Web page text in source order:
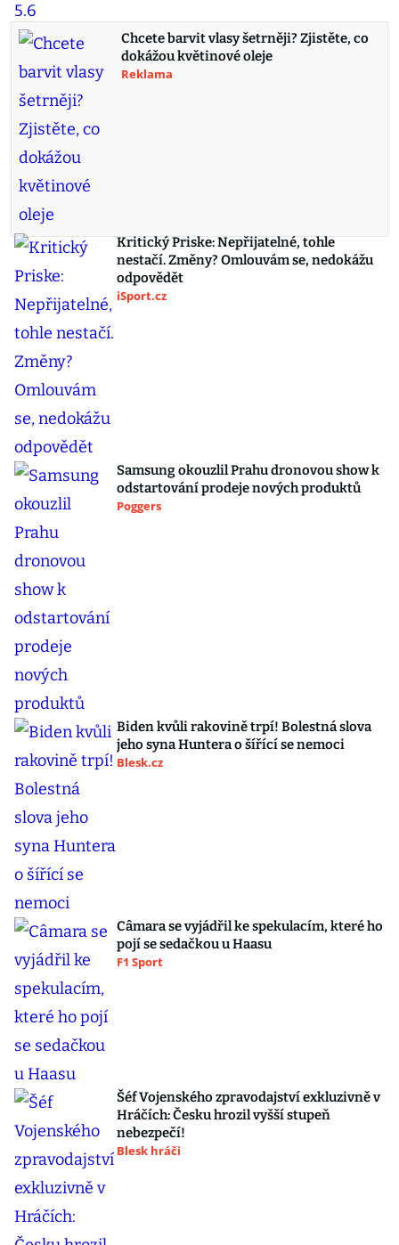
Chcete barvit vlasy šetrněji? Zjistěte, co
dokážou květinové oleje
Reklama
Kritický Priske: Nepřijatelné, tohle
nestačí. Změny? Omlouvám se, nedokážu
odpovědět
iSport.cz
Samsung okouzlil Prahu dronovou show k
odstartování prodeje nových produktů
Poggers
Biden kvůli rakovině trpí! Bolestná slova
jeho syna Huntera o šířící se nemoci
Blesk.cz
Câmara se vyjádřil ke spekulacím, které ho
pojí se sedačkou u Haasu
F1 Sport
Šéf Vojenského zpravodajství exkluzivně v
Hráčích: Česku hrozil vyšší stupeň
nebezpečí!
Blesk hráči